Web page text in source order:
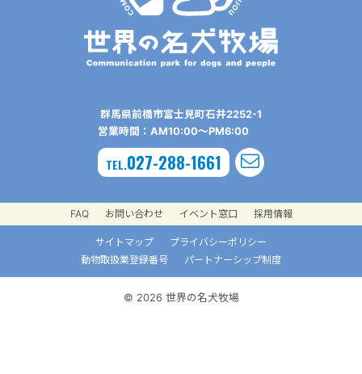
群⾺県前橋市富⼠⾒町⽯井2252-1
営業時間：AM10:00〜PM6:00
TEL.027-288-1661
FAQ お問い合わせ イベント窓口 採用情報
サイトマップ
プライバシーポリシー
動物取扱業登録番号
パートナーシップ制度
© 2026 世界の名犬牧場